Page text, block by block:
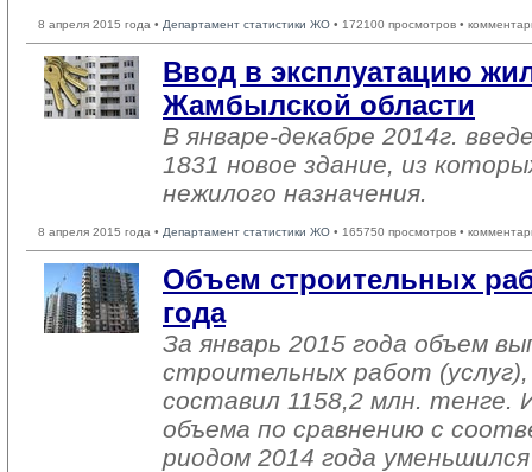
8 апреля 2015 года • Департамент статистики ЖО • 172100 просмотров •
Ввод в эксплуатацию
Жамбылской области
В январе-декабре 2014г.
1831 новое здание, из
нежилого назначения.
8 апреля 2015 года • Департамент статистики ЖО • 165750 просмотров •
Объем строительных
года
За январь 2015 года объем
строительных работ
составил 1158,2 млн. тенге.
объема по сравнению с
риодом 2014 года